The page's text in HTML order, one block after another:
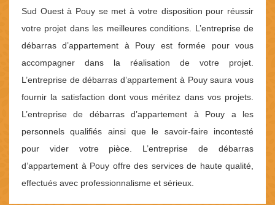
Sud Ouest à Pouy se met à votre disposition pour réussir
votre projet dans les meilleures conditions. L’entreprise de
débarras d’appartement à Pouy est formée pour vous
accompagner dans la réalisation de votre projet.
L’entreprise de débarras d’appartement à Pouy saura vous
fournir la satisfaction dont vous méritez dans vos projets.
L’entreprise de débarras d’appartement à Pouy a les
personnels qualifiés ainsi que le savoir-faire incontesté
pour vider votre pièce. L’entreprise de débarras
d’appartement à Pouy offre des services de haute qualité,
effectués avec professionnalisme et sérieux.